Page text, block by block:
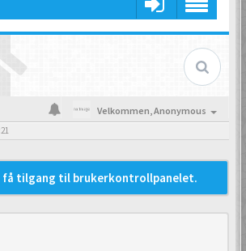
Velkommen,Anonymous
få tilgang til brukerkontrollpanelet.